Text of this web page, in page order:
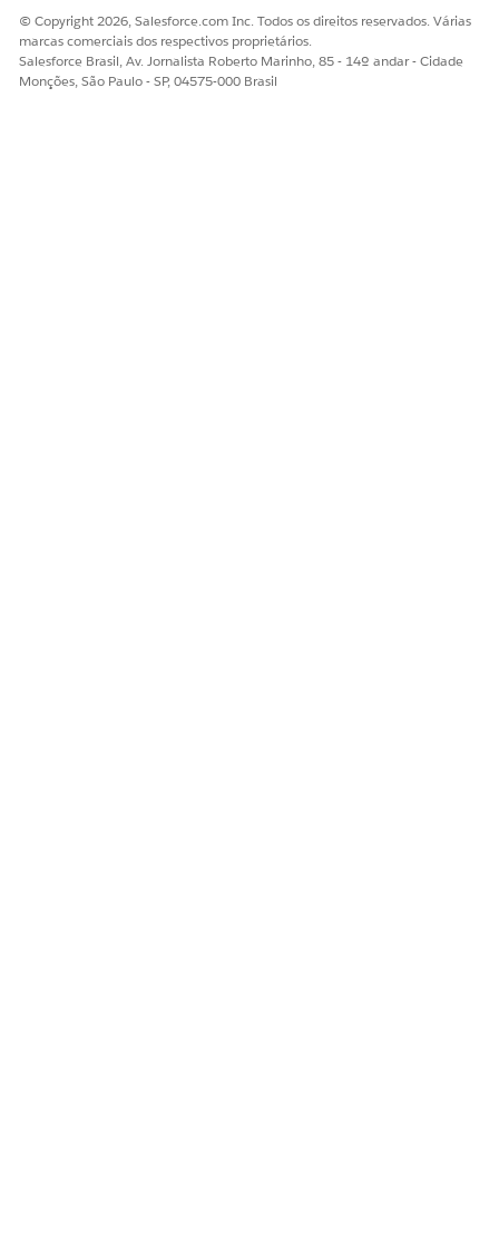
ESTE ARTIGO RESOLVEU SEU PROBLEMA?
© Copyright 2026, Salesforce.com Inc. Todos os direitos reservados. Várias
marcas comerciais dos respectivos proprietários.
Salesforce Brasil, Av. Jornalista Roberto Marinho, 85 - 14º andar - Cidade
Monções, São Paulo - SP, 04575-000 Brasil